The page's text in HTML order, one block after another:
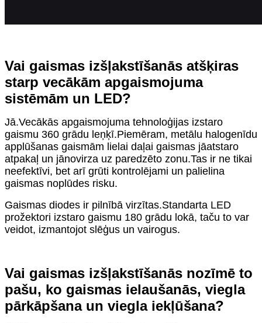
Vai gaismas izšļakstīšanās atšķiras
starp vecākām apgaismojuma
sistēmām un LED?
Jā.Vecākās apgaismojuma tehnoloģijas izstaro
gaismu 360 grādu leņķī.Piemēram, metālu halogenīdu
applūšanas gaismām lielai daļai gaismas jāatstaro
atpakaļ un jānovirza uz paredzēto zonu.Tas ir ne tikai
neefektīvi, bet arī grūti kontrolējami un palielina
gaismas noplūdes risku.
Gaismas diodes ir pilnībā virzītas.Standarta LED
prožektori izstaro gaismu 180 grādu lokā, taču to var
veidot, izmantojot slēģus un vairogus.
Vai gaismas izšļakstīšanās nozīmē to
pašu, ko gaismas ielaušanās, viegla
pārkāpšana un viegla iekļūšana?